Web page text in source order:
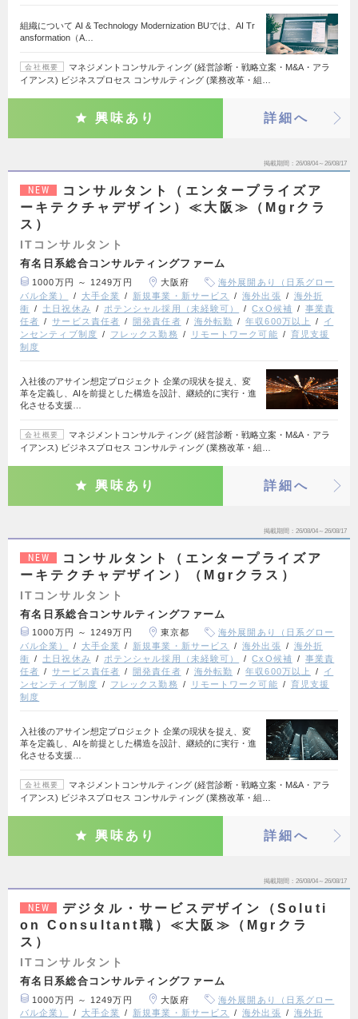
組織について AI & Technology Modernization BUでは、AI Tr
ansformation（A…
会社概要
マネジメントコンサルティング (経営診断・戦略立案・M&A・アラ
イアンス) ビジネスプロセス コンサルティング (業務改革・組…
興味あり 詳細へ
掲載期間 26/08/04～26/08/17
NEW
コンサルタント（エンタープライズア
ーキテクチャデザイン）≪大阪≫（Mgrクラ
ス）
ITコンサルタント
有名日系総合コンサルティングファーム
1000万円 ～ 1249万円 大阪府
海外展開あり（日系グロー
バル企業）
大手企業 新規事業・新サービス 海外出張
海外折
衝
土日祝休み ポテンシャル採用（未経験可） CxO候補
事業責
任者
サービス責任者 開発責任者 海外転勤 年収600万以上
イ
ンセンティブ制度
フレックス勤務 リモートワーク可能
育児支援
制度
入社後のアサイン想定プロジェクト 企業の現状を捉え、変
革を定義し、AIを前提とした構造を設計、継続的に実行・進
化させる支援…
会社概要
マネジメントコンサルティング (経営診断・戦略立案・M&A・アラ
イアンス) ビジネスプロセス コンサルティング (業務改革・組…
興味あり 詳細へ
掲載期間 26/08/04～26/08/17
NEW
コンサルタント（エンタープライズア
ーキテクチャデザイン）（Mgrクラス）
ITコンサルタント
有名日系総合コンサルティングファーム
1000万円 ～ 1249万円 東京都
海外展開あり（日系グロー
バル企業）
大手企業 新規事業・新サービス 海外出張
海外折
衝
土日祝休み ポテンシャル採用（未経験可） CxO候補
事業責
任者
サービス責任者 開発責任者 海外転勤 年収600万以上
イ
ンセンティブ制度
フレックス勤務 リモートワーク可能
育児支援
制度
入社後のアサイン想定プロジェクト 企業の現状を捉え、変
革を定義し、AIを前提とした構造を設計、継続的に実行・進
化させる支援…
会社概要
マネジメントコンサルティング (経営診断・戦略立案・M&A・アラ
イアンス) ビジネスプロセス コンサルティング (業務改革・組…
興味あり 詳細へ
掲載期間 26/08/04～26/08/17
NEW
デジタル・サービスデザイン（Soluti
on Consultant職）≪大阪≫（Mgrクラ
ス）
ITコンサルタント
有名日系総合コンサルティングファーム
1000万円 ～ 1249万円 大阪府
海外展開あり（日系グロー
バル企業）
大手企業 新規事業・新サービス 海外出張 海外折